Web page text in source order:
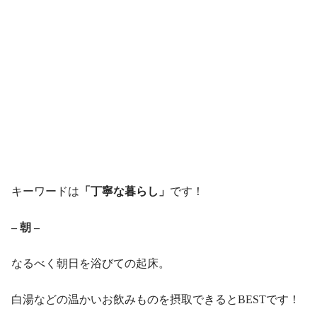
キーワードは 「丁寧な暮らし」 です！
– 朝 –
なるべく朝日を浴びての起床。
白湯などの温かいお飲みものを摂取できるとBESTです！